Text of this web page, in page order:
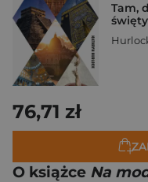
Tam,
76,71 zł
O książce Na